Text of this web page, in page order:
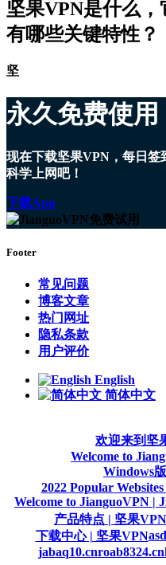
坚果VPN是什么
有哪些关键特性？
坚
永久免费使用
现在下载坚果VPN，每日签
科学上网吧！
下载App
Footer
常见问题
博客文章
热门网址
隐私条款
用户评价
English
简体中文
欢迎来到坚
Welcome to
Windows
2022 Popular
Welcome to JianguoVPN |
产品特点 | 坚果VPN
下载中心 | 坚果VPN
jabaq10.cnroab8324.cn